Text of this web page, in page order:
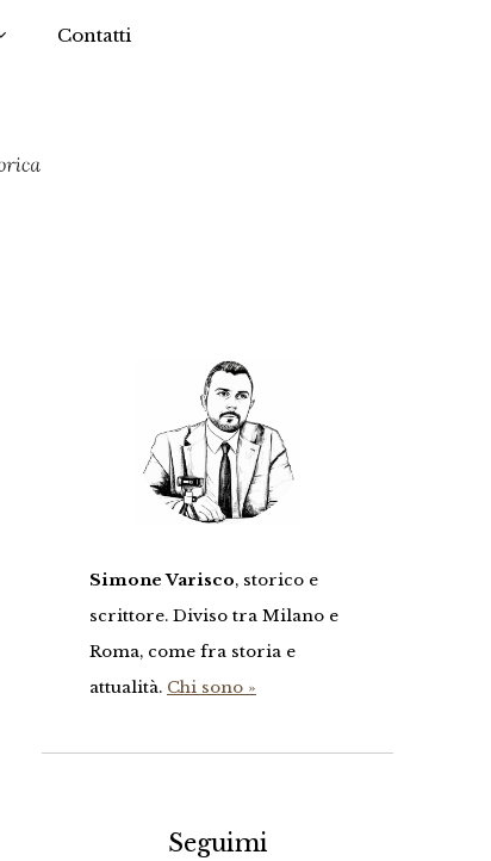
Contatti
Simone Varisco, storico e
scrittore. Diviso tra Milano e
Roma, come fra storia e
attualità. Chi sono »
Seguimi